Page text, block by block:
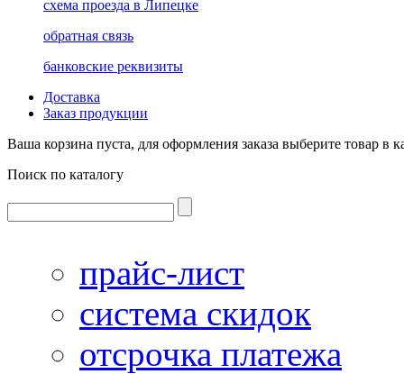
схема проезда в Липецке
обратная связь
банковские реквизиты
Доставка
Заказ продукции
Ваша корзина пуста, для оформления заказа выберите товар в
Поиск по каталогу
прайс-лист
система скидок
отсрочка платежа